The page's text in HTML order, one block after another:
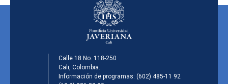
Calle 18 No. 118-250
Cali, Colombia.
Información de programas: (602) 485-11 92